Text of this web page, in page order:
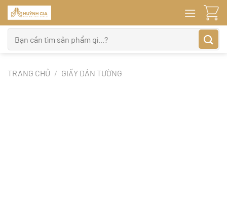
Bỏ
qua
nội
dung
kiếm:
TRANG CHỦ / GIẤY DÁN TƯỜNG